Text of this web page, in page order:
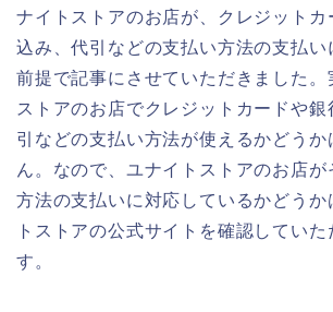
ナイトストアのお店が、クレジットカ
込み、代引などの支払い方法の支払い
前提で記事にさせていただきました。
ストアのお店でクレジットカードや銀
引などの支払い方法が使えるかどうか
ん。なので、ユナイトストアのお店が
方法の支払いに対応しているかどうか
トストアの公式サイトを確認してい
す。